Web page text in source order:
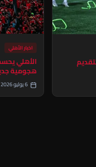
اخبار الأهلي
الأهلي
هجومية